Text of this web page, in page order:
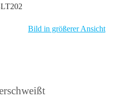
Bild in größerer Ansicht